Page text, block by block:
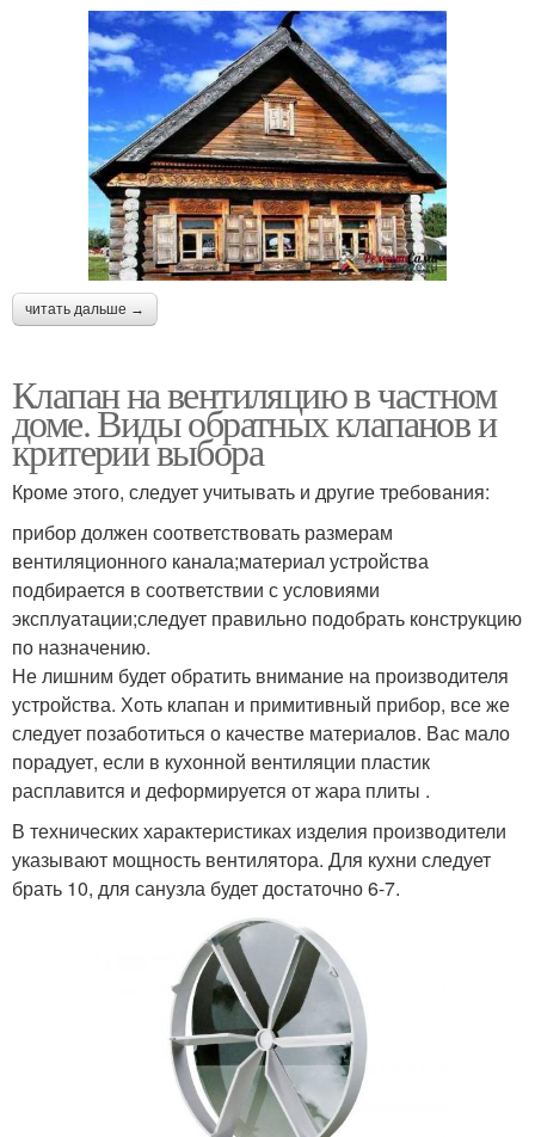
читать дальше →
Клапан на вентиляцию в частном
доме. Виды обратных клапанов и
критерии выбора
Кроме этого, следует учитывать и другие требования:
прибор должен соответствовать размерам
вентиляционного канала;материал устройства
подбирается в соответствии с условиями
эксплуатации;следует правильно подобрать конструкцию
по назначению.
Не лишним будет обратить внимание на производителя
устройства. Хоть клапан и примитивный прибор, все же
следует позаботиться о качестве материалов. Вас мало
порадует, если в кухонной вентиляции пластик
расплавится и деформируется от жара плиты .
В технических характеристиках изделия производители
указывают мощность вентилятора. Для кухни следует
брать 10, для санузла будет достаточно 6-7.